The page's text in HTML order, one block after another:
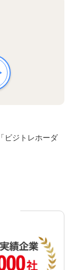
ビジトレホーダ